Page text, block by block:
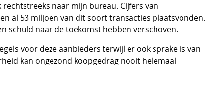
naar mijn bureau. Cijfers van
al 53 miljoen van dit soort transacties plaatsvonden.
schuld naar de toekomst hebben verschoven.
voor deze aanbieders terwijl er ook sprake is van
kan ongezond koopgedrag nooit helemaal